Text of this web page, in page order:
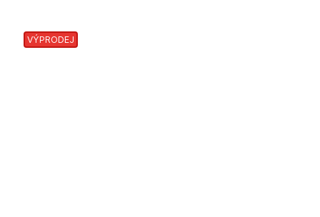
VÝPRODEJ